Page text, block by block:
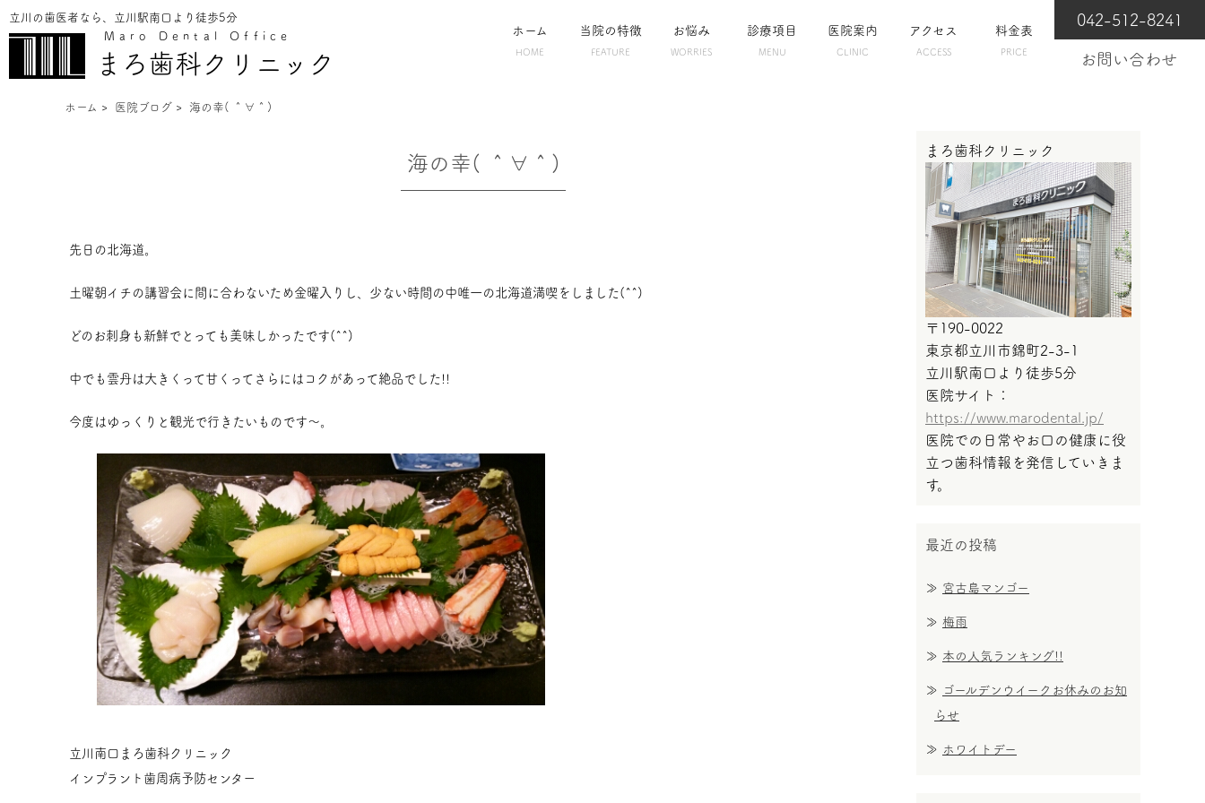
立川の歯医者なら、立川駅南口より徒歩5分
Maro Dental Office
まろ歯科クリニック
ホーム
HOME
当院の特徴
FEATURE
お悩み
WORRIES
診療項目
MENU
医院案内
CLINIC
アクセス
ACCESS
料金表
PRICE
042-512-8241
お問い合わせ
ホーム > 医院ブログ > 海の幸( ＾∀＾)
海の幸( ＾∀＾)
先日の北海道。
土曜朝イチの講習会に間に合わないため金曜入りし、少ない時間の中唯一の北海道満喫をしました(^^)
どのお刺身も新鮮でとっても美味しかったです(^^)
中でも雲丹は大きくって甘くってさらにはコクがあって絶品でした!!
今度はゆっくりと観光で行きたいものです～。
立川南口まろ歯科クリニック
インプラント歯周病予防センター
まろ歯科クリニック
〒190-0022
東京都立川市錦町2-3-1
立川駅南口より徒歩5分
医院サイト：
https://www.marodental.jp/
医院での日常やお口の健康に役
立つ歯科情報を発信していきま
す。
最近の投稿
宮古島マンゴー
梅雨
本の人気ランキング!!
ゴールデンウイークお休みのお知
らせ
ホワイトデー